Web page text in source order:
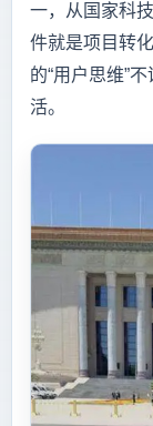
一，从国家科
件就是项目转
的“用户思维”
活。